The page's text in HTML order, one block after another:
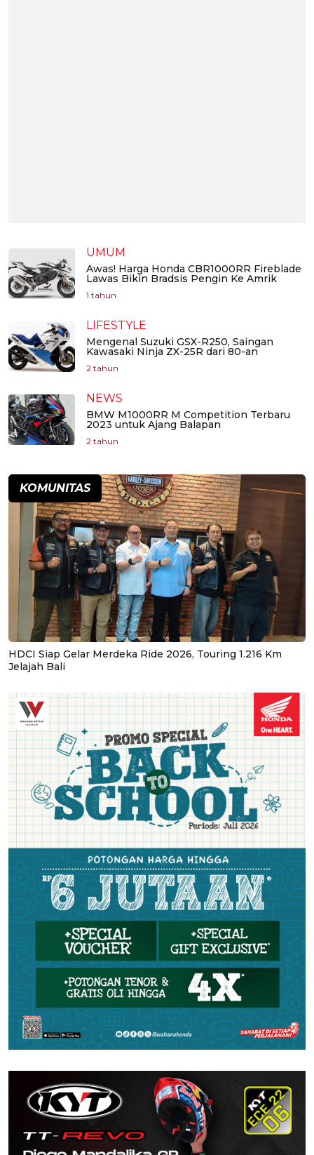
UMUM
Awas! Harga Honda CBR1000RR Fireblade
Lawas Bikin Bradsis Pengin Ke Amrik
1 tahun
LIFESTYLE
Mengenal Suzuki GSX-R250, Saingan
Kawasaki Ninja ZX-25R dari 80-an
2 tahun
NEWS
BMW M1000RR M Competition Terbaru
2023 untuk Ajang Balapan
2 tahun
KOMUNITAS
HDCI Siap Gelar Merdeka Ride 2026, Touring 1.216 Km
Jelajah Bali